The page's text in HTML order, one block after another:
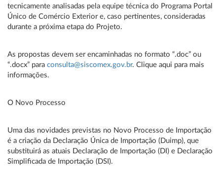
tecnicamente analisadas pela equipe técnica do Programa Portal
Único de Comércio Exterior e, caso pertinentes, consideradas
durante a próxima etapa do Projeto.
As propostas devem ser encaminhadas no formato “.doc” ou
“.docx” para consulta@siscomex.gov.br. Clique aqui para mais
informações.
O Novo Processo
Uma das novidades previstas no Novo Processo de Importação
é a criação da Declaração Única de Importação (Duimp), que
substituirá as atuais Declaração de Importação (DI) e Declaração
Simplificada de Importação (DSI).